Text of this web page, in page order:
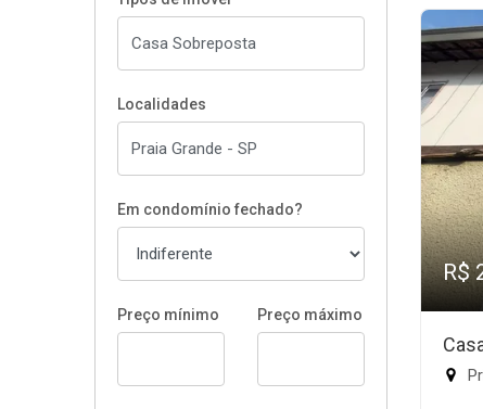
Localidades
Em condomínio fechado?
Preço mínimo Preço máximo
R$